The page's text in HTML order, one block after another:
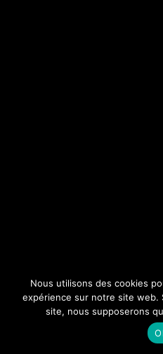
Nous utilisons des cookies
expérience sur notre site web.
site, nous supposerons